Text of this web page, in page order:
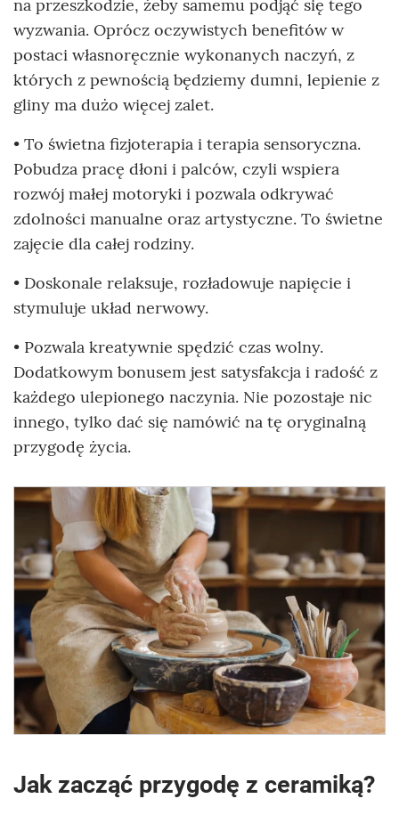
na przeszkodzie, żeby samemu podjąć się tego
wyzwania. Oprócz oczywistych benefitów w
postaci własnoręcznie wykonanych naczyń, z
których z pewnością będziemy dumni, lepienie z
gliny ma dużo więcej zalet.
• To świetna fizjoterapia i terapia sensoryczna.
Pobudza pracę dłoni i palców, czyli wspiera
rozwój małej motoryki i pozwala odkrywać
zdolności manualne oraz artystyczne. To świetne
zajęcie dla całej rodziny.
• Doskonale relaksuje, rozładowuje napięcie i
stymuluje układ nerwowy.
• Pozwala kreatywnie spędzić czas wolny.
Dodatkowym bonusem jest satysfakcja i radość z
każdego ulepionego naczynia. Nie pozostaje nic
innego, tylko dać się namówić na tę oryginalną
przygodę życia.
Jak zacząć przygodę z ceramiką?